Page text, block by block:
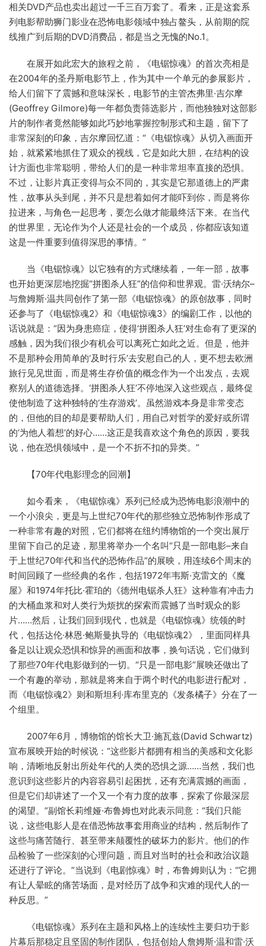
相关DVD产品也卖出超过一千三百万套了。看来，正是这套系
列电影帮助狮门影业在恐怖电影领域中独占鳌头，从前期的院
线推广到后期的DVD消费品，都是当之无愧的No.1。
在展开如此宏大的旅程之前，《电锯惊魂》的首次亮相是
在2004年的圣丹斯电影节上，作为其中一个单元的参展影片，
给人们留下了震撼和意味深长，电影节的主管杰弗里·吉尔摩
(Geoffrey Gilmore)每一年都负责筛选影片，而他独独对这部影
片的制作者竟然能够如此巧妙地掌握控制形式和主题，留下了
非常深刻的印象，吉尔摩回忆道：“《电锯惊魂》从切入画面开
始，就紧紧地抓住了观众的视线，它是如此大胆，在结构的设
计方面也非常聪明，带给人们的是一种非常坦率直接的恐惧。
不过，让影片真正变得与众不同的，其实是它那道德上的严肃
性，故事从头到尾，并不只是想着如何才能吓到你，而是将你
拉进来，与角色一起思考，要怎么做才能最终活下来。在当代
的世界里，无论作为个人还是社会的一个成员，你都应该知道
这是一件重要到值得深思的事情。”
当《电锯惊魂》以它独有的方式继续着，一年一部，故事
也开始更深层地挖掘“拼图杀人狂”的信仰和世界观。雷·沃纳尔–
与詹姆斯·温共同创作了第一部《电锯惊魂》的原创故事，同时
还参与了《电锯惊魂2》和《电锯惊魂3》的编剧工作，以他的
话说就是：“因为身患癌症，使得‘拼图杀人狂’对生命有了更深的
感触，因为我们很少有机会可以离死亡如此之近。但是，他并
不是那种会用简单的‘及时行乐’去安慰自己的人，更不想去欧洲
旅行见见世面，而是将生存价值的概念作为一个出发点，去观
察别人的道德选择。‘拼图杀人狂’不停地深入这些观点，最终促
使他制造了这种独特的‘生存游戏’。虽然游戏本身是非常变态
的，但他的目的却是要帮助人们，用自己对哲学的爱好或所谓
的‘为他人着想’的好心……这正是我喜欢这个角色的原因，要我
说，他在恐惧领域中，是一个不折不扣的异类。”
【70年代电影理念的回潮】
如今看来，《电锯惊魂》系列已经成为恐怖电影浪潮中的
一个小浪尖，更是与上世纪70年代的那些独立恐怖制作形成了
一种非常有趣的对照，它们都将在纽约博物馆的一个突出展厅
里留下自己的足迹，那里将举办一个名叫“只是一部电影–来自
于上世纪70年代和当代的恐怖作品”的展映，用连续6个周末的
时间回顾了一些经典的名作，包括1972年韦斯·克雷文的《魔
屋》和1974年托比·霍珀的《德州电锯杀人狂》这种靠有冲击力
的大桶血浆和对人类行为烦扰的探索而震撼了当时观众的影
片……然后，让我们回到现代，也就是《电锯惊魂》统领的时
代，包括达伦·林恩·鲍斯曼执导的《电锯惊魂2》，里面同样具
备足以让观众恐惧和惊异的画面和故事，换句话说，它们做到
了那些70年代电影做到的一切。“只是一部电影”展映还做出了
一个有趣的举动，那就是将来自于两个时代的电影进行配对，
而《电锯惊魂2》则和斯坦利·库布里克的《发条橘子》分在了一
个组里。
2007年6月，博物馆的馆长大卫·施瓦兹(David Schwartz)
宣布展映开始的时候说：“这些影片都拥有相当的美感和文化影
响，清晰地反射出所处年代的人类的恐惧之源……当然，我们也
意识到这些影片的内容容易引起困扰，还有充满震撼的画面，
但是它们却讲述了一个又一个有力度的故事，探索了你最深层
的渴望。”副馆长莉维娅·布鲁姆也对此表示同意：“我们只能
说，这些电影人是在借恐怖故事套用商业的结构，然后制作了
这些与痛苦随行、甚至带来颠覆性的破坏力的影片。他们的作
品检验了一些深刻的心理问题，而且对当时的社会和政治议题
还进行了评论。”当说到《电剧惊魂》时，布鲁姆则认为：“它拥
有让人晕眩的痛苦场面，是对经历了战争和灾难的现代人的一
种反思。”
《电锯惊魂》系列在主题和风格上的连续性主要归功于影
片幕后那稳定且坚固的制作团队，包括创始人詹姆斯·温和雷·沃